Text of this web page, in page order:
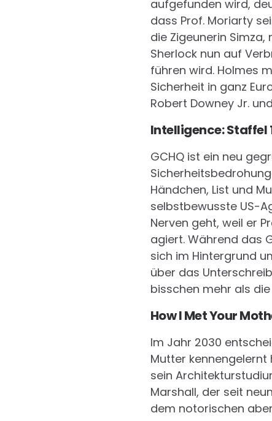
aufgefunden wird,
dass Prof. Moriarty
die Zigeunerin
Sherlock nun auf
führen wird. Holmes
Sicherheit in ganz
Robert Downey Jr.
Intelligence: Staffel
GCHQ ist ein neu
Händchen, List und
selbstbewusste US-
Nerven geht, weil er
agiert. Während das
sich im Hintergrund
über das
bisschen mehr als
How I Met Your
Im Jahr 2030
Mutter
sein
Marshall, der seit
dem notorischen